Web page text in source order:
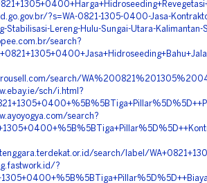
?s=WA-0821-1305-0400-Jasa-
Stabilisasi-Lereng-Hulu-Sungai-Utara-Kalimantan-
search?
search/
sch/i.html?
search?
search/label/
?